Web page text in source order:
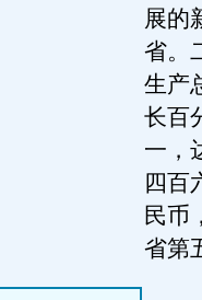
展的
省。
生产
长百
一，
四百
民币
省第